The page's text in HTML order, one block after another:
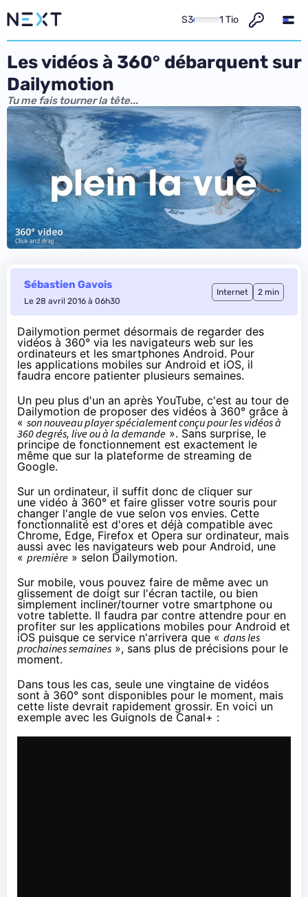
S3 1 Tio
Les vidéos à 360° débarquent sur
Dailymotion
Tu me fais tourner la tête...
Sébastien Gavois
Le 28 avril 2016 à 06h30
Internet 2 min
Dailymotion permet désormais de regarder des
vidéos à 360° via les navigateurs web sur les
ordinateurs et les smartphones Android. Pour
les applications mobiles sur Android et iOS, il
faudra encore patienter plusieurs semaines.
Un peu plus d'un an après YouTube, c'est au tour de
Dailymotion de proposer des vidéos à 360° grâce à
« son nouveau playerspécialement conçu pour les vidéos à
360 degrés, live ou à la demande ». Sans surprise, le
principe de fonctionnement est exactement le
même que sur la plateforme de streaming de
Google.
Sur un ordinateur, il suffit donc de cliquer sur
une vidéo à 360° et faire glisser votre souris pour
changer l'angle de vue selon vos envies. Cette
fonctionnalité est d'ores et déjà compatible avec
Chrome, Edge, Firefox et Opera sur ordinateur, mais
aussi avec les navigateurs web pour Android, une
« première » selon Dailymotion.
Sur mobile, vous pouvez faire de même avec un
glissement de doigt sur l'écran tactile, ou bien
simplement incliner/tourner votre smartphone ou
votre tablette. Il faudra par contre attendre pour en
profiter sur les applications mobiles pour Android et
iOS puisque ce service n'arrivera que « dans les
prochaines semaines », sans plus de précisions pour le
moment.
Dans tous les cas, seule une vingtaine de vidéos
sont à 360° sont disponibles pour le moment, mais
cette liste devrait rapidement grossir. En voici un
exemple avec les Guignols de Canal+ :